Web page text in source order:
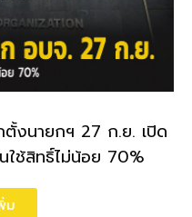
งนายกฯ 27 ก.ย. เปิด
ใช้สิทธิ์ไม่น้อย 70%
ม